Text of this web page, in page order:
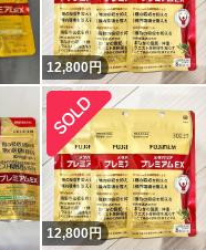
12,800円
12,800円